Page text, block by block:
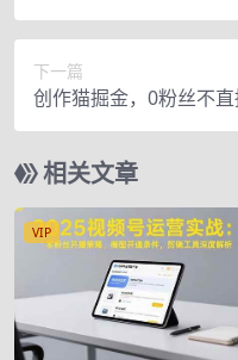
下一篇
创作猫掘金，0粉丝不
日入1000+轻松上手(附
相关文章
VIP